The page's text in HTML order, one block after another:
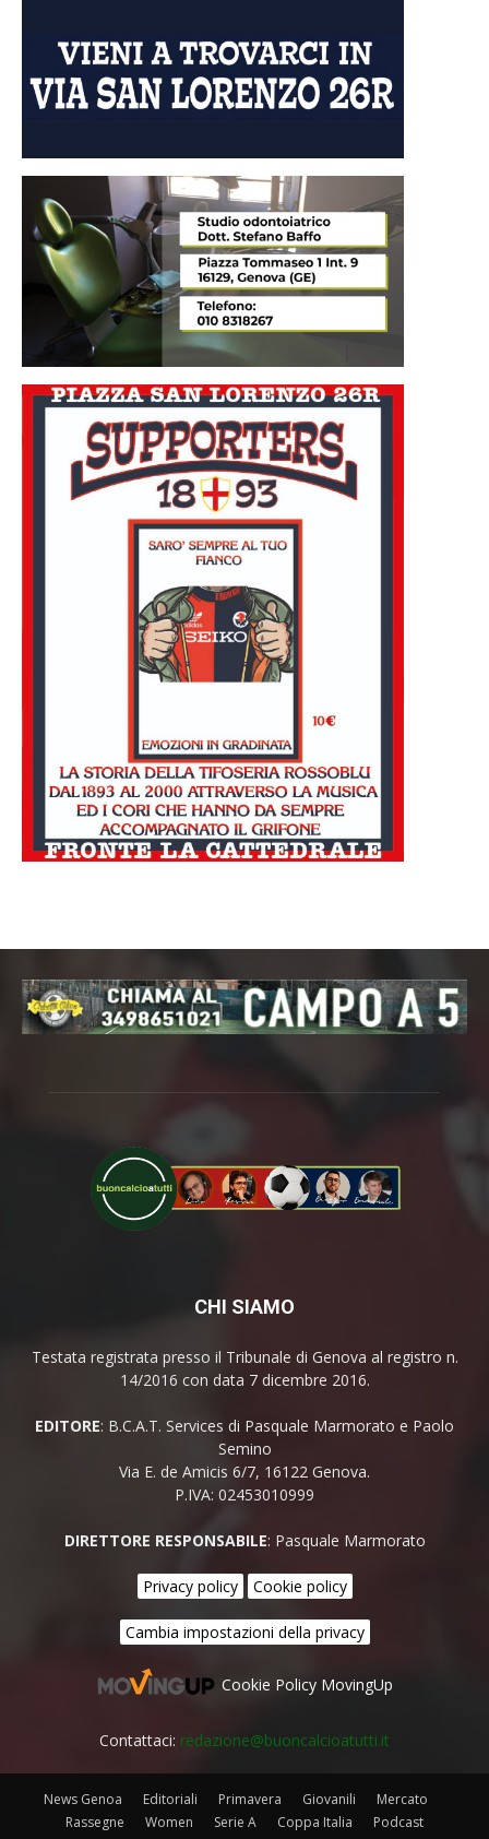
CHI SIAMO
Testata registrata presso il Tribunale di Genova al registro n.
14/2016 con data 7 dicembre 2016.
EDITORE: B.C.A.T. Services di Pasquale Marmorato e Paolo
Semino
Via E. de Amicis 6/7, 16122 Genova.
P.IVA: 02453010999
DIRETTORE RESPONSABILE: Pasquale Marmorato
Privacy policy Cookie policy
Cambia impostazioni della privacy
Cookie Policy MovingUp
Contattaci: redazione@buoncalcioatutti.it
News Genoa Editoriali Primavera Giovanili
Mercato
Rassegne
Women Serie A Coppa Italia Podcast